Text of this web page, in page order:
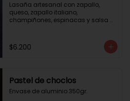
Lasaña artesanal con zapallo,
queso, zapallo italiano,
champiñones, espinacas y salsa
$6.200
Pastel de choclos
Envase de aluminio 350gr.